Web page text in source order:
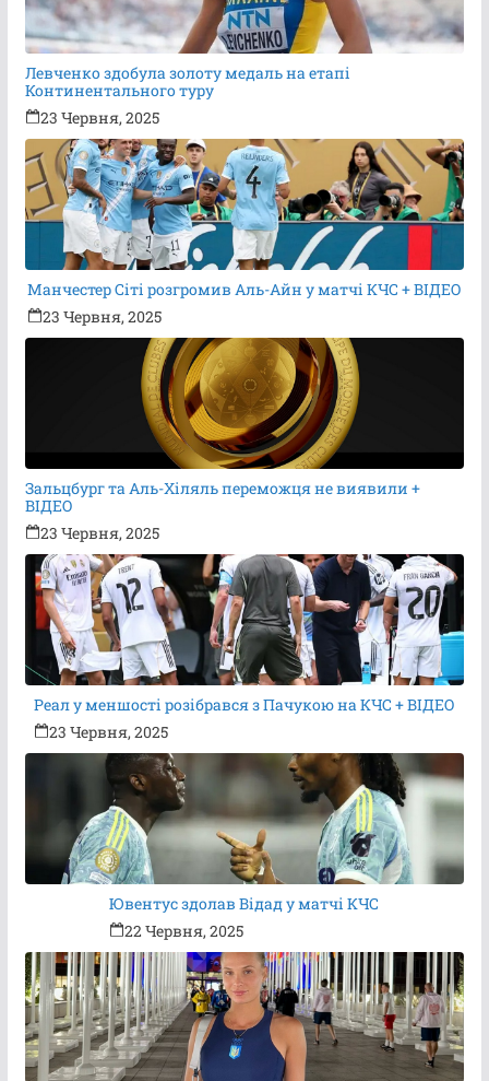
Левченко здобула золоту медаль на етапі
Континентального туру
23 Червня, 2025
Манчестер Сіті розгромив Аль-Айн у матчі КЧС + ВІДЕО
23 Червня, 2025
Зальцбург та Аль-Хіляль переможця не виявили +
ВІДЕО
23 Червня, 2025
Реал у меншості розібрався з Пачукою на КЧС + ВІДЕО
23 Червня, 2025
Ювентус здолав Відад у матчі КЧС
22 Червня, 2025